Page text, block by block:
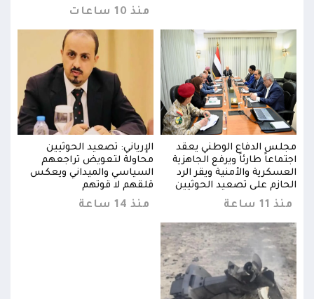
منذ 10 ساعات
مجلس الدفاع الوطني يعقد
اجتماعاً طارئاً ويرفع الجاهزية
العسكرية والأمنية ويقر الرد
الحازم على تصعيد الحوثيين
منذ 11 ساعة
الإرياني: تصعيد الحوثيين
محاولة لتعويض تراجعهم
السياسي والميداني ويعكس
قلقهم لا قوتهم
منذ 14 ساعة